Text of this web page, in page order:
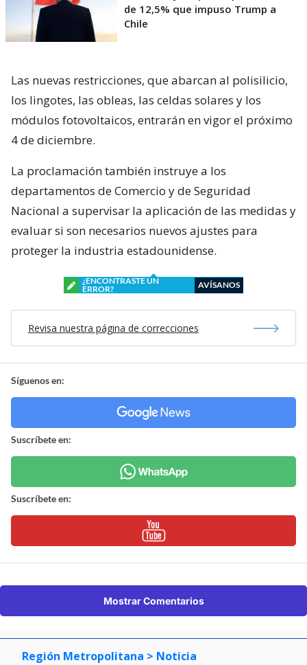
de 12,5% que impuso Trump a
Chile
Las nuevas restricciones, que abarcan al polisilicio,
los lingotes, las obleas, las celdas solares y los
módulos fotovoltaicos, entrarán en vigor el próximo
4 de diciembre.
La proclamación también instruye a los
departamentos de Comercio y de Seguridad
Nacional a supervisar la aplicación de las medidas y
evaluar si son necesarios nuevos ajustes para
proteger la industria estadounidense.
¿ENCONTRASTE UN
ERROR?
AVÍSANOS
Revisa nuestra página de correcciones
Síguenos en:
Suscríbete en:
Suscríbete en:
Mostrar Comentarios
Región Metropolitana > Noticia